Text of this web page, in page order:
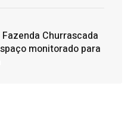
Churrascada
monitorado para